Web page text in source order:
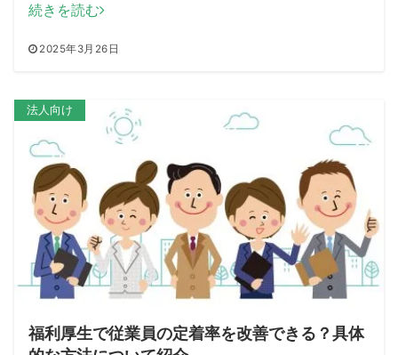
2025年3月26日
続きを読む
法人向け
福利厚生で従業員の定着率を改善できる？具体